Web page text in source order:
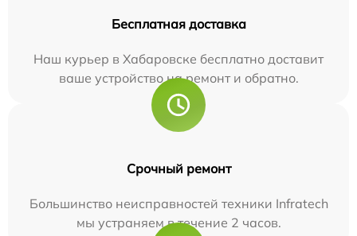
Бесплатная доставка
Наш курьер в Хабаровске бесплатно доставит
ваше устройство на ремонт и обратно.
Срочный ремонт
Большинство неисправностей техники Infratech
мы устраняем в течение 2 часов.